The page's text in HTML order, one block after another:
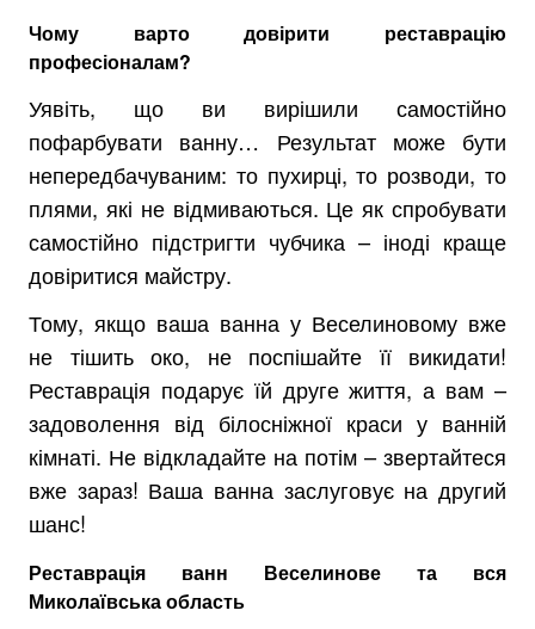
Чому варто довірити реставрацію
професіоналам?
Уявіть, що ви вирішили самостійно
пофарбувати ванну… Результат може бути
непередбачуваним: то пухирці, то розводи, то
плями, які не відмиваються. Це як спробувати
самостійно підстригти чубчика – іноді краще
довіритися майстру.
Тому, якщо ваша ванна у Веселиновому вже
не тішить око, не поспішайте її викидати!
Реставрація подарує їй друге життя, а вам –
задоволення від білосніжної краси у ванній
кімнаті. Не відкладайте на потім – звертайтеся
вже зараз! Ваша ванна заслуговує на другий
шанс!
Реставрація ванн Веселинове та вся
Миколаївська область